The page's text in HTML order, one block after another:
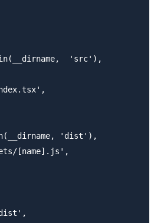
'src'),
'dist'),
[name].js',